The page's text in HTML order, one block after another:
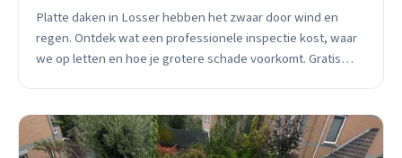
Platte daken in Losser hebben het zwaar door wind en
regen. Ontdek wat een professionele inspectie kost, waar
we op letten en hoe je grotere schade voorkomt. Gratis